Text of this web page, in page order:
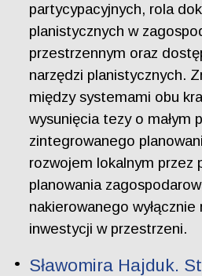
partycypacyjnych, rola
planistycznych w
przestrzennym oraz
narzędzi planistycznych.
między systemami obu
wysunięcia tezy o małym
zintegrowanego
rozwojem lokalnym przez
planowania
nakierowanego wyłącznie
inwestycji w przestrzeni.
Sławomira Hajduk.